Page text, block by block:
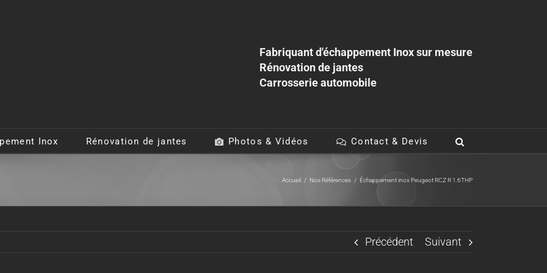
Fabriquant d'échappement Inox sur mesure
Rénovation de jantes
Carrosserie automobile
Inox Rénovation de jantes Photos & Vidéos Contact & Devis
Accueil / Nos Références / Échappement inox Peugeot RCZ R 1.6THP
Précédent Suivant